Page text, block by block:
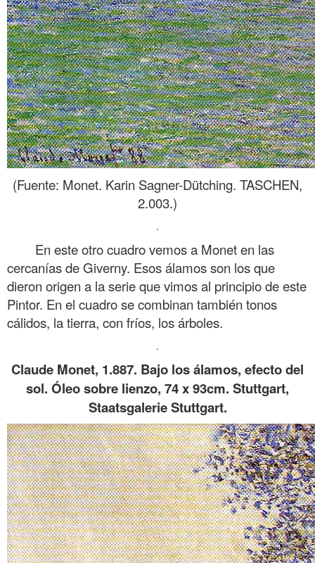
(Fuente: Monet. Karin Sagner-Dütching. TASCHEN,
2.003.)
.
En este otro cuadro vemos a Monet en las
cercanías de Giverny. Esos álamos son los que
dieron origen a la serie que vimos al principio de este
Pintor. En el cuadro se combinan también tonos
cálidos, la tierra, con fríos, los árboles.
.
Claude Monet, 1.887. Bajo los álamos, efecto del
sol. Óleo sobre lienzo, 74 x 93cm. Stuttgart,
Staatsgalerie Stuttgart.